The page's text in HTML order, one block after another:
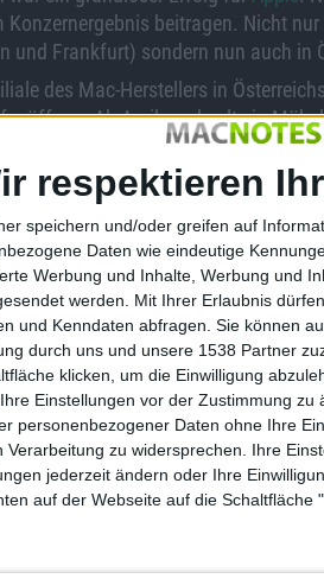
respektieren
speichern und/oder greifen auf
Daten wie eindeutige
Werbung und Inhalte, Werbung und
werden.
Mit Ihrer Erlaubnis
und Kenndaten abfragen. Sie können
durch uns und unsere 1538 Partner
klicken, um die Einwilligung
Einstellungen vor der Zustimmung zu
personenbezogener Daten ohne Ihre
Verarbeitung zu widersprechen. Ihre
jederzeit ändern oder Ihre
auf der Webseite auf die Schaltfläche
Konzernergebnis beitragen. Nicht
und Frankfurt) sondern nun auch in
des Mac-Herstellers in
eröffnen. Ab April wechselt ein
Anton Cech:
an Fläche für
Apple, der seinen
uns in der SCS eröffnen
Keine Keynote